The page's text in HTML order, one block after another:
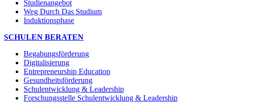
Studienangebot
Weg Durch Das Studium
Induktionsphase
SCHULEN BERATEN
Begabungsförderung
Digitalisierung
Entrepreneurship Education
Gesundheitsförderung
Schulentwicklung & Leadership
Forschungsstelle Schulentwicklung & Leadership